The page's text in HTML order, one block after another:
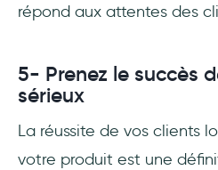
répond aux attentes des
5- Prenez le succès
sérieux
La réussite de vos clients
votre produit est une